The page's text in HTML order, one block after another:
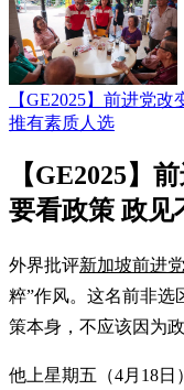
【GE2025】前进党
推有素质人选
【GE2025】
要看政策 政见
外界批评新加坡前进党
粹”作风。这名前非选
策本身，不应该因为
他上星期五（4月18